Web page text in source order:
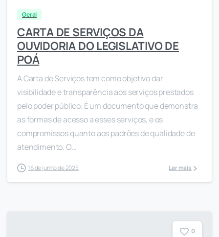
Geral
CARTA DE SERVIÇOS DA
OUVIDORIA DO LEGISLATIVO DE
POÁ
A Carta de Serviços tem como objetivo dar
visibilidade e transparência aos serviços prestados
pelo poder público. É um documento que demonstra
as formas de acesso a esses serviços, e os
compromissos quanto aos padrões de qualidade de
atendimento. O...
16 de junho de 2025 Ler mais
0